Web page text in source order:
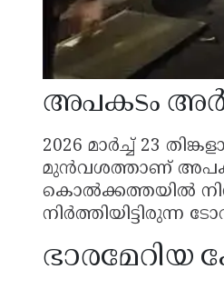
അപകടം
2026 മാർച്ച് 23
മുൻവശത്താണ്
കൊൽക്കത്തയിൽ
നിർത്തിയിട്ടിരുന്ന